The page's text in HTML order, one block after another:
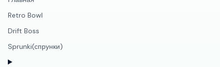
Retro Bowl
Drift Boss
Sprunki(спрунки)